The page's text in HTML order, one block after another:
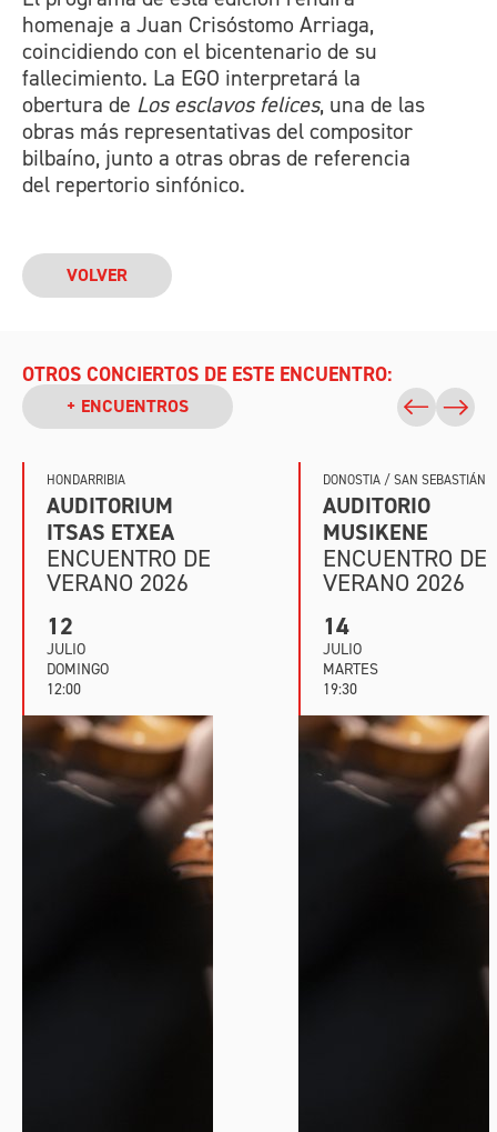
homenaje a Juan Crisóstomo Arriaga,
coincidiendo con el bicentenario de su
fallecimiento. La EGO interpretará la
obertura de Los esclavos felices, una de las
obras más representativas del compositor
bilbaíno, junto a otras obras de referencia
del repertorio sinfónico.
VOLVER
OTROS CONCIERTOS DE ESTE ENCUENTRO:
+ ENCUENTROS
HONDARRIBIA
AUDITORIUM
ITSAS ETXEA
ENCUENTRO DE
VERANO 2026
12
JULIO
DOMINGO
12:00
DONOSTIA / SAN SEBASTIÁN
AUDITORIO
MUSIKENE
ENCUENTRO DE
VERANO 2026
14
JULIO
MARTES
19:30